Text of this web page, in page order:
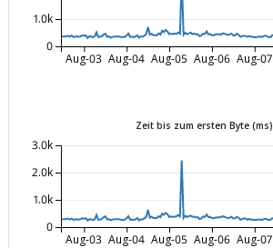
Aug-03 Aug-04 Aug-05 Aug-06 Aug-07
0
1.0k
Zeit bis zum ersten Byte (ms)
Aug-03 Aug-04 Aug-05 Aug-06 Aug-07
0
1.0k
2.0k
3.0k